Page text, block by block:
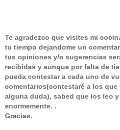
Te agradezco que visites mi
tu tiempo dejandome un
tus opiniones y/o sugerencias
recibidas y aunque por falta de
pueda contestar a cada uno de
comentarios(contestaré a los que
alguna duda), sabed que los leo
enormemente. .
Gracias.